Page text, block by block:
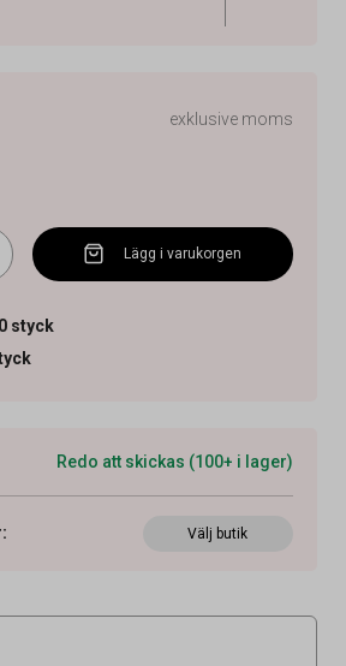
exklusive moms
Lägg i varukorgen
styck
Redo att skickas (100+ i lager)
: Välj butik